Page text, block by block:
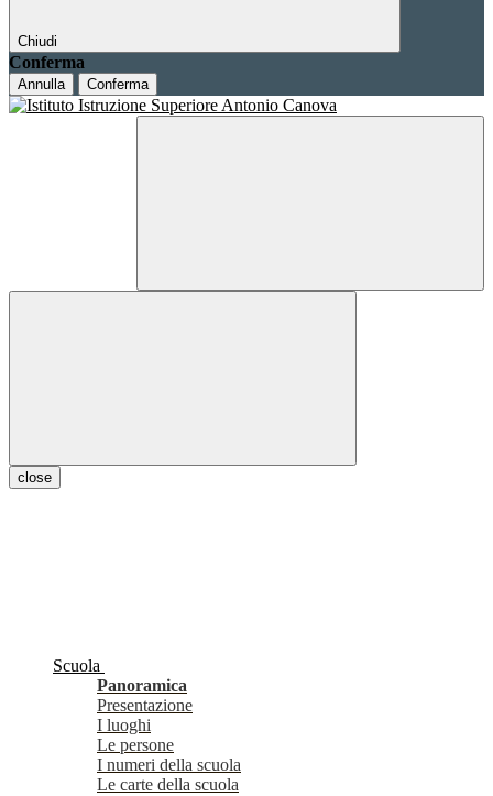
Chiudi
Conferma
Annulla Conferma
close
Scuola
Panoramica
Presentazione
I luoghi
Le persone
I numeri della scuola
Le carte della scuola